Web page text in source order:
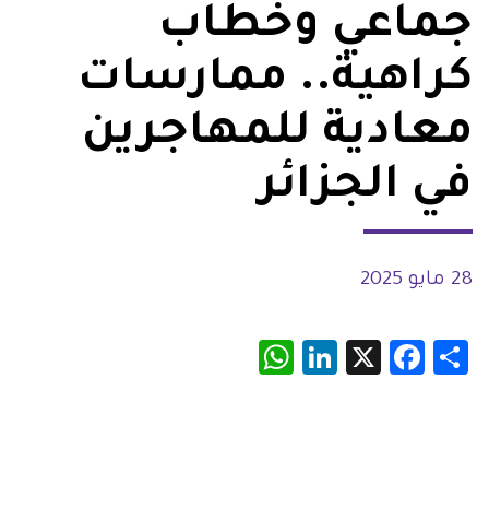
جماعي وخطاب
كراهية.. ممارسات
معادية للمهاجرين
في الجزائر
28 مايو 2025
Share
Facebook
X
LinkedIn